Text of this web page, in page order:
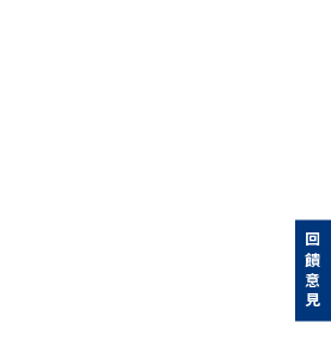
回饋意見